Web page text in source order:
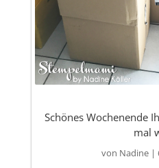
Schönes Wochenende
mal
von Nadine |